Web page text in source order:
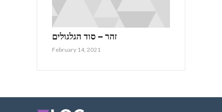
זהר – סוד הגלגולים
February 14, 2021